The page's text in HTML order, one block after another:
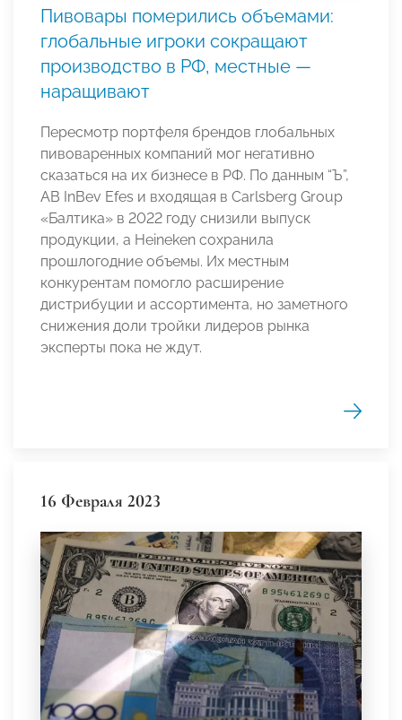
Пивовары померились объемами:
глобальные игроки сокращают
производство в РФ, местные —
наращивают
Пересмотр портфеля брендов глобальных
пивоваренных компаний мог негативно
сказаться на их бизнесе в РФ. По данным “Ъ”,
AB InBev Efes и входящая в Carlsberg Group
«Балтика» в 2022 году снизили выпуск
продукции, а Heineken сохранила
прошлогодние объемы. Их местным
конкурентам помогло расширение
дистрибуции и ассортимента, но заметного
снижения доли тройки лидеров рынка
эксперты пока не ждут.
16 Февраля 2023